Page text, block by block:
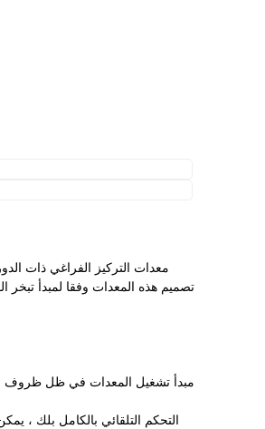
معدات التركيز الفراغي ذات
تصميم هذه المعدات وفقا لمبدأ تبخر